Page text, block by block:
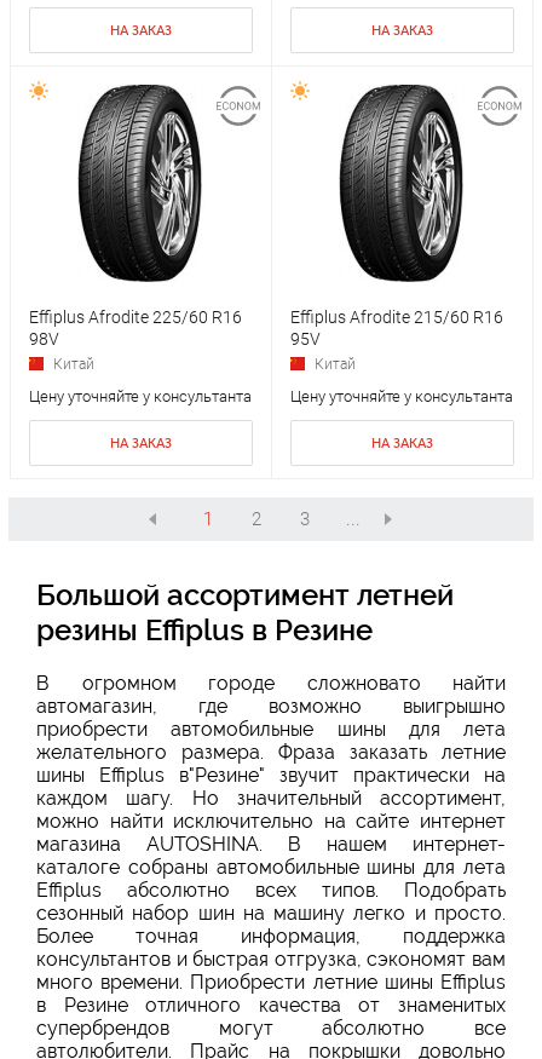
НА ЗАКАЗ НА ЗАКАЗ
Effiplus Afrodite 225/60 R16
98V
Китай
Цену уточняйте у консультанта
НА ЗАКАЗ
Effiplus Afrodite 215/60 R16
95V
Китай
Цену уточняйте у консультанта
НА ЗАКАЗ
1 2 3 ...
Большой ассортимент летней
резины Effiplus в Резине
В огромном городе сложновато найти
автомагазин, где возможно выигрышно
приобрести автомобильные шины для лета
желательного размера. Фраза заказать летние
шины Effiplus в"Резине" звучит практически на
каждом шагу. Но значительный ассортимент,
можно найти исключительно на сайте интернет
магазина AUTOSHINA. В нашем интернет-
каталоге собраны автомобильные шины для лета
Effiplus абсолютно всех типов. Подобрать
сезонный набор шин на машину легко и просто.
Более точная информация, поддержка
консультантов и быстрая отгрузка, сэкономят вам
много времени. Приобрести летние шины Effiplus
в Резине отличного качества от знаменитых
супербрендов могут абсолютно все
автолюбители. Прайс на покрышки довольно